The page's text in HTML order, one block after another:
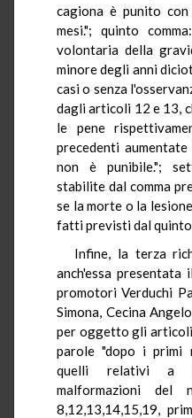
cagiona è punito
mesi."; quinto
volontaria della
minore degli anni
casi o senza
dagli articoli 12 e 13,
le pene
precedenti
non è punibile.";
stabilite dal comma
se la morte o la
fatti previsti dal quinto
Infine, la terza
anch'essa
promotori Verduchi
Simona, Cecina
per oggetto gli
parole "dopo i primi
quelli relativi a
malformazioni del
8,12,13,14,15,19,